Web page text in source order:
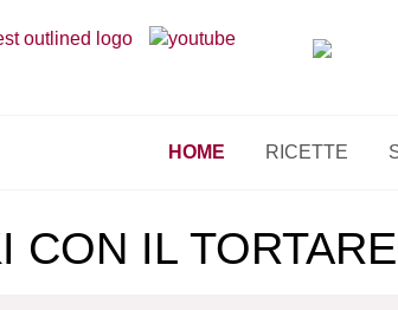
HOME RICETTE
CON IL